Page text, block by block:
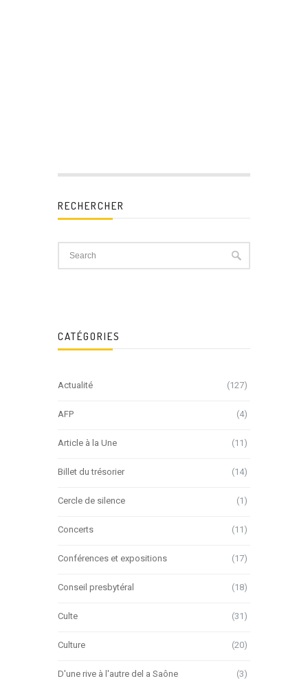
RECHERCHER
CATÉGORIES
Actualité (127)
AFP (4)
Article à la Une (11)
Billet du trésorier (14)
Cercle de silence (1)
Concerts (11)
Conférences et expositions (17)
Conseil presbytéral (18)
Culte (31)
Culture (20)
D'une rive à l'autre del a Saône (3)